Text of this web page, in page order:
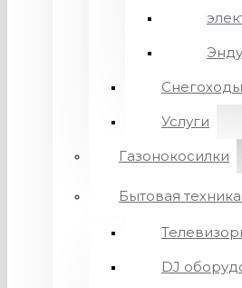
Снегоходы
Услуги
Газонокосилки
Бытовая техника
DJ